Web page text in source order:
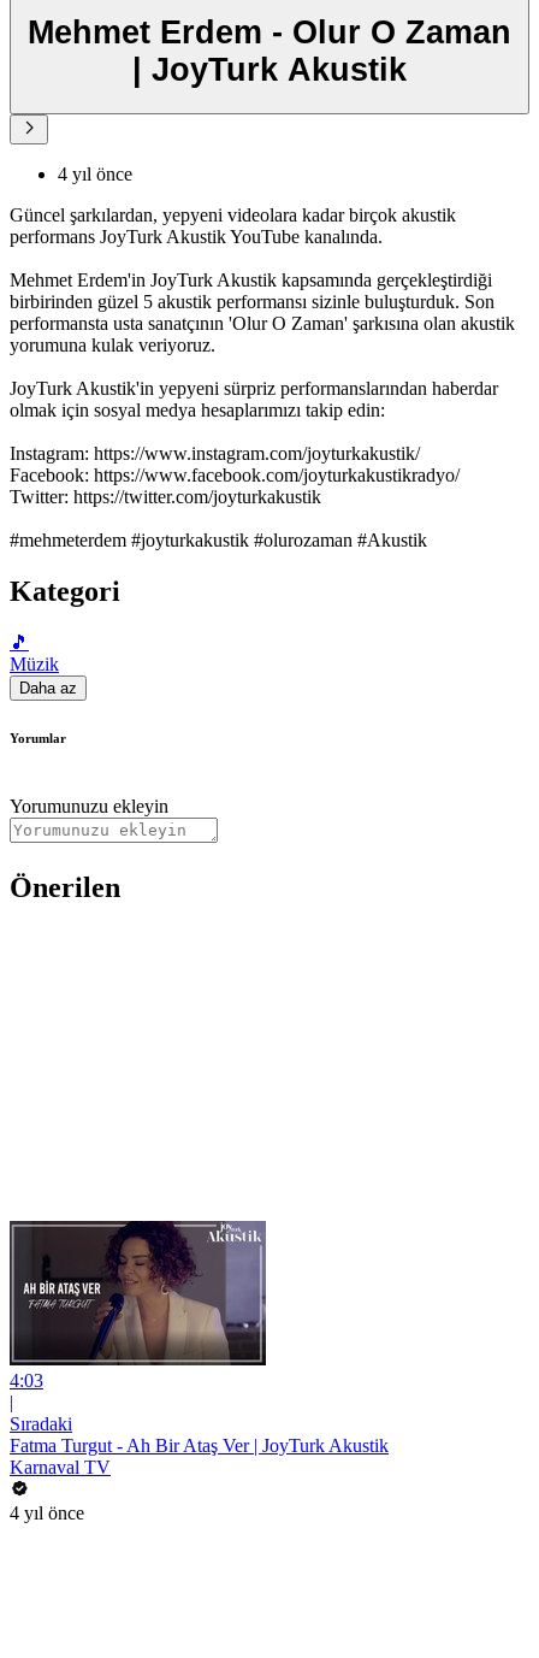
Mehmet Erdem - Olur O Zaman
| JoyTurk Akustik
4 yıl önce
Güncel şarkılardan, yepyeni videolara kadar birçok akustik
performans JoyTurk Akustik YouTube kanalında.
Mehmet Erdem'in JoyTurk Akustik kapsamında gerçekleştirdiği
birbirinden güzel 5 akustik performansı sizinle buluşturduk. Son
performansta usta sanatçının 'Olur O Zaman' şarkısına olan akustik
yorumuna kulak veriyoruz.
JoyTurk Akustik'in yepyeni sürpriz performanslarından haberdar
olmak için sosyal medya hesaplarımızı takip edin:
Instagram: https://www.instagram.com/joyturkakustik/
Facebook: https://www.facebook.com/joyturkakustikradyo/
Twitter: https://twitter.com/joyturkakustik
#mehmeterdem #joyturkakustik #olurozaman #Akustik
Kategori
🎵
Müzik
Daha az
Yorumlar
Yorumunuzu ekleyin
Önerilen
4:03
|
Sıradaki
Fatma Turgut - Ah Bir Ataş Ver | JoyTurk Akustik
Karnaval TV
4 yıl önce